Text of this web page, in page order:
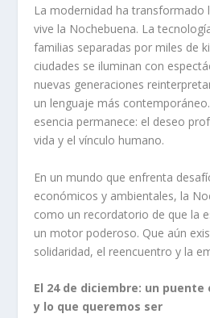
La modernidad ha transformado
vive la Nochebuena. La
familias separadas por miles de
ciudades se iluminan con
nuevas generaciones
un lenguaje más
esencia permanece: el deseo
vida y el vínculo humano.
En un mundo que enfrenta
económicos y ambientales, la
como un recordatorio de que la
un motor poderoso. Que aún
solidaridad, el reencuentro y la
El 24 de diciembre: un
y lo que queremos ser